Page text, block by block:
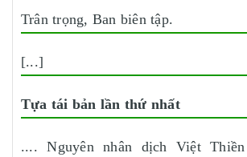
Trân trọng, Ban biên tập.
[...]
Tựa tái bản lần thứ nhất
.... Nguyên nhân dịch Việt